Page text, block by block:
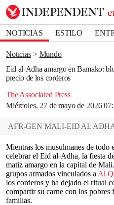
NOTICIAS ESTILO
DEPORTES
Noticias
Mundo
Eid al-Adha amargo en Bamako:
precio de los corderos
The Associated Press
Miércoles, 27 de mayo de 2026
Bookmark popover
Removed from bookmarks
Close popover
AFR-GEN MALI-EID AL
Mientras los musulmanes de todo
celebrar el Eid al-Adha, la fiesta
matiz amargo en la capital de
grupos armados vinculados a Al
los corderos y ha dejado el ritual
compartir su carne con los pobres
familias.